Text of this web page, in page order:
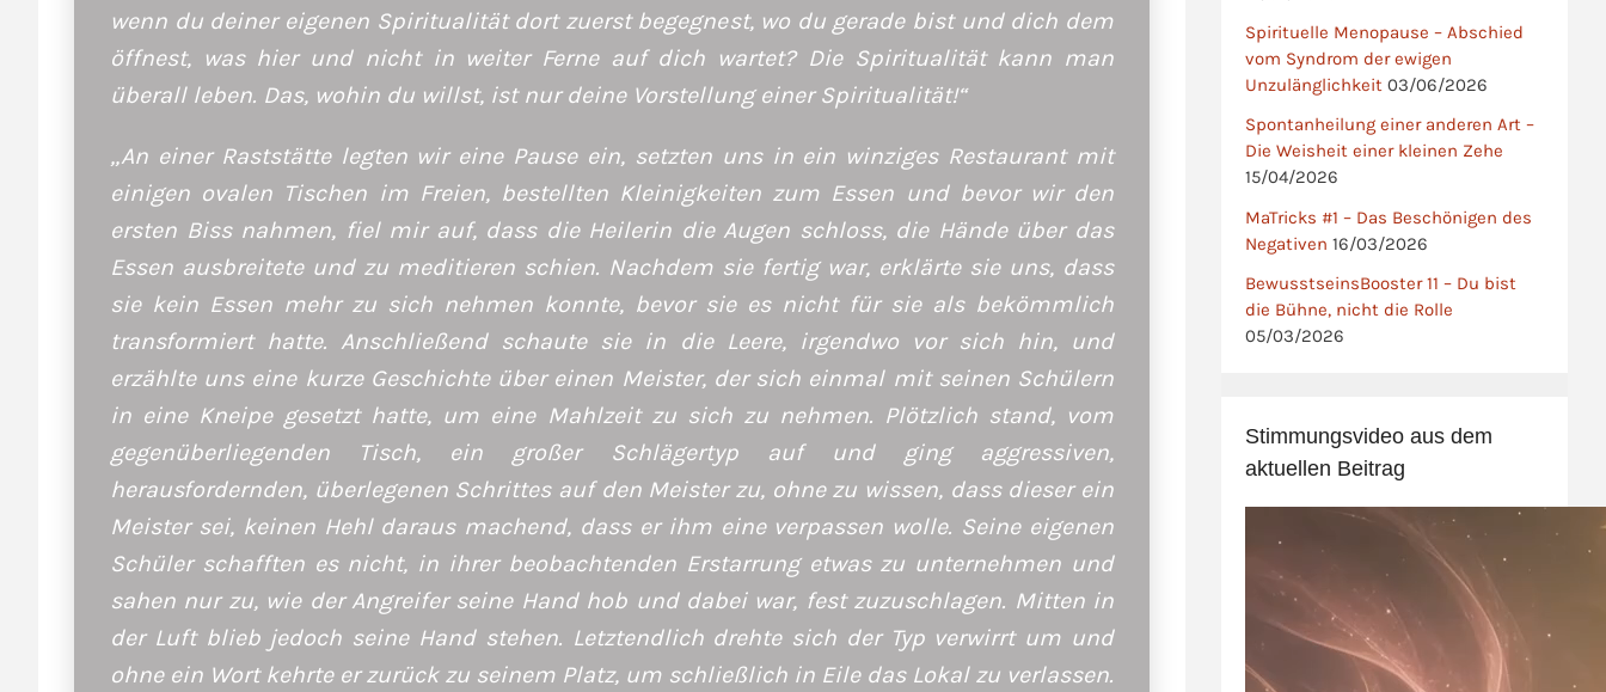
wenn du deiner eigenen Spiritualität dort zuerst begegnest, wo du gerade bist und dich dem
öffnest, was hier und nicht in weiter Ferne auf dich wartet? Die Spiritualität kann man
überall leben. Das, wohin du willst, ist nur deine Vorstellung einer Spiritualität!“
„An einer Raststätte legten wir eine Pause ein, setzten uns in ein winziges Restaurant mit
einigen ovalen Tischen im Freien, bestellten Kleinigkeiten zum Essen und bevor wir den
ersten Biss nahmen, fiel mir auf, dass die Heilerin die Augen schloss, die Hände über das
Essen ausbreitete und zu meditieren schien. Nachdem sie fertig war, erklärte sie uns, dass
sie kein Essen mehr zu sich nehmen konnte, bevor sie es nicht für sie als bekömmlich
transformiert hatte. Anschließend schaute sie in die Leere, irgendwo vor sich hin, und
erzählte uns eine kurze Geschichte über einen Meister, der sich einmal mit seinen Schülern
in eine Kneipe gesetzt hatte, um eine Mahlzeit zu sich zu nehmen. Plötzlich stand, vom
gegenüberliegenden Tisch, ein großer Schlägertyp auf und ging aggressiven,
herausfordernden, überlegenen Schrittes auf den Meister zu, ohne zu wissen, dass dieser ein
Meister sei, keinen Hehl daraus machend, dass er ihm eine verpassen wolle. Seine eigenen
Schüler schafften es nicht, in ihrer beobachtenden Erstarrung etwas zu unternehmen und
sahen nur zu, wie der Angreifer seine Hand hob und dabei war, fest zuzuschlagen. Mitten in
der Luft blieb jedoch seine Hand stehen. Letztendlich drehte sich der Typ verwirrt um und
ohne ein Wort kehrte er zurück zu seinem Platz, um schließlich in Eile das Lokal zu verlassen.
Spirituelle Menopause – Abschied
vom Syndrom der ewigen
Unzulänglichkeit 03/06/2026
Spontanheilung einer anderen Art –
Die Weisheit einer kleinen Zehe
15/04/2026
MaTricks #1 – Das Beschönigen des
Negativen 16/03/2026
BewusstseinsBooster 11 – Du bist
die Bühne, nicht die Rolle
05/03/2026
Stimmungsvideo aus dem
aktuellen Beitrag